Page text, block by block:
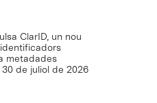
ClarID, un nou
metadades
30 de juliol de 2026